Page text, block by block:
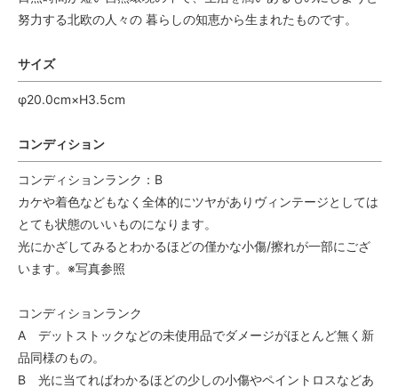
努力する北欧の人々の 暮らしの知恵から生まれたものです。
サイズ
φ20.0cm×H3.5cm
コンディション
コンディションランク：B
カケや着色などもなく全体的にツヤがありヴィンテージとしては
とても状態のいいものになります。
光にかざしてみるとわかるほどの僅かな小傷/擦れが一部にござ
います。※写真参照
コンディションランク
A デットストックなどの未使用品でダメージがほとんど無く新
品同様のもの。
B 光に当てればわかるほどの少しの小傷やペイントロスなどあ